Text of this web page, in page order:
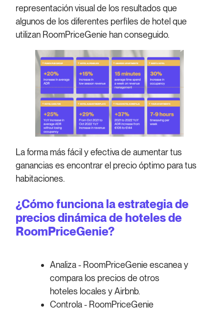
representación visual de los resultados que
algunos de los diferentes perfiles de hotel que
utilizan RoomPriceGenie han conseguido.
La forma más fácil y efectiva de aumentar tus
ganancias es encontrar el precio óptimo para tus
habitaciones.
¿Cómo funciona la estrategia de
precios dinámica de hoteles de
RoomPriceGenie?
Analiza - RoomPriceGenie escanea y
compara los precios de otros
hoteles locales y Airbnb.
Controla - RoomPriceGenie